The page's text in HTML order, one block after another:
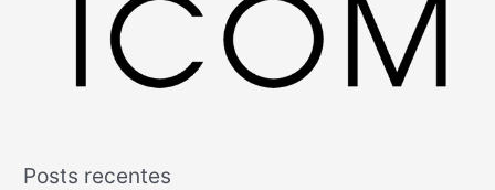
Posts recentes